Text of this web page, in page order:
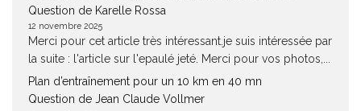
Question de Karelle Rossa
12 novembre 2025
Merci pour cet article très intéressant.je suis intéressée par
la suite : l'article sur l'epaulé jeté. Merci pour vos photos,...
Plan d’entraînement pour un 10 km en 40 mn
Question de Jean Claude Vollmer